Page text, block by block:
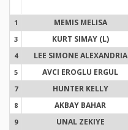
1 MEMIS MELISA
3 KURT SIMAY (L)
4 LEE SIMONE ALEXANDRIA
5 AVCI EROGLU ERGUL
7 HUNTER KELLY
8 AKBAY BAHAR
9 UNAL ZEKIYE